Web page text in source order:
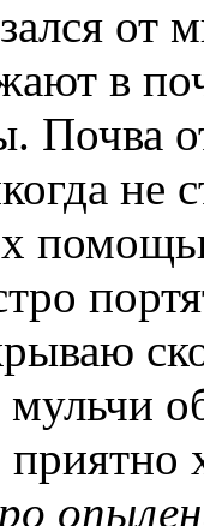
от
в
Почва
не
приятно